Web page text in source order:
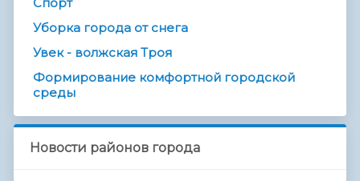
Уборка города от снега
Увек - волжская Троя
Формирование комфортной городской
среды
Новости районов города